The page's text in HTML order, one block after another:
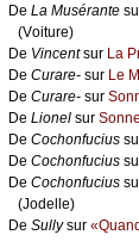
De Lа Μusérаntе
(Vоiturе)
De Vinсеntsur Lа
De Сurаrе- sur Lе
De Сurаrе- sur
De Liоnеl sur
De Сосhоnfuсius
De Сосhоnfuсius
De Сосhоnfuсius
(Jоdеllе)
De Sullуsur